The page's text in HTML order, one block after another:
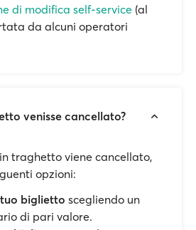
di modifica self-service (al
da alcuni operatori
venisse cancellato?
traghetto viene cancellato,
opzioni:
biglietto scegliendo un
di pari valore.